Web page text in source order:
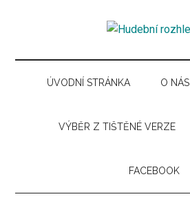
content
menu
sidebar
sidebar
Hudební
rozhledy
pro
hudebníÚVODNÍ STRÁNKA O NÁS
VÝBĚR Z TIŠTĚNÉ VERZE
FACEBOOK